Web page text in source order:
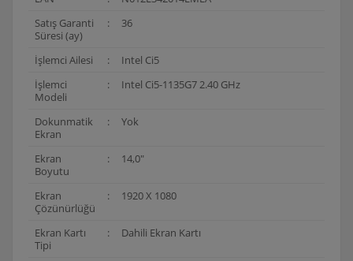
Satış Garanti
Süresi (ay)
: 36
İşlemci Ailesi :
Intel Ci5
İşlemci
Modeli
: Intel Ci5-1135G7 2.40 GHz
Dokunmatik
Ekran
: Yok
Ekran
Boyutu
: 14,0"
Ekran
Çözünürlüğü
: 1920 X 1080
Ekran Kartı
Tipi
: Dahili Ekran Kartı